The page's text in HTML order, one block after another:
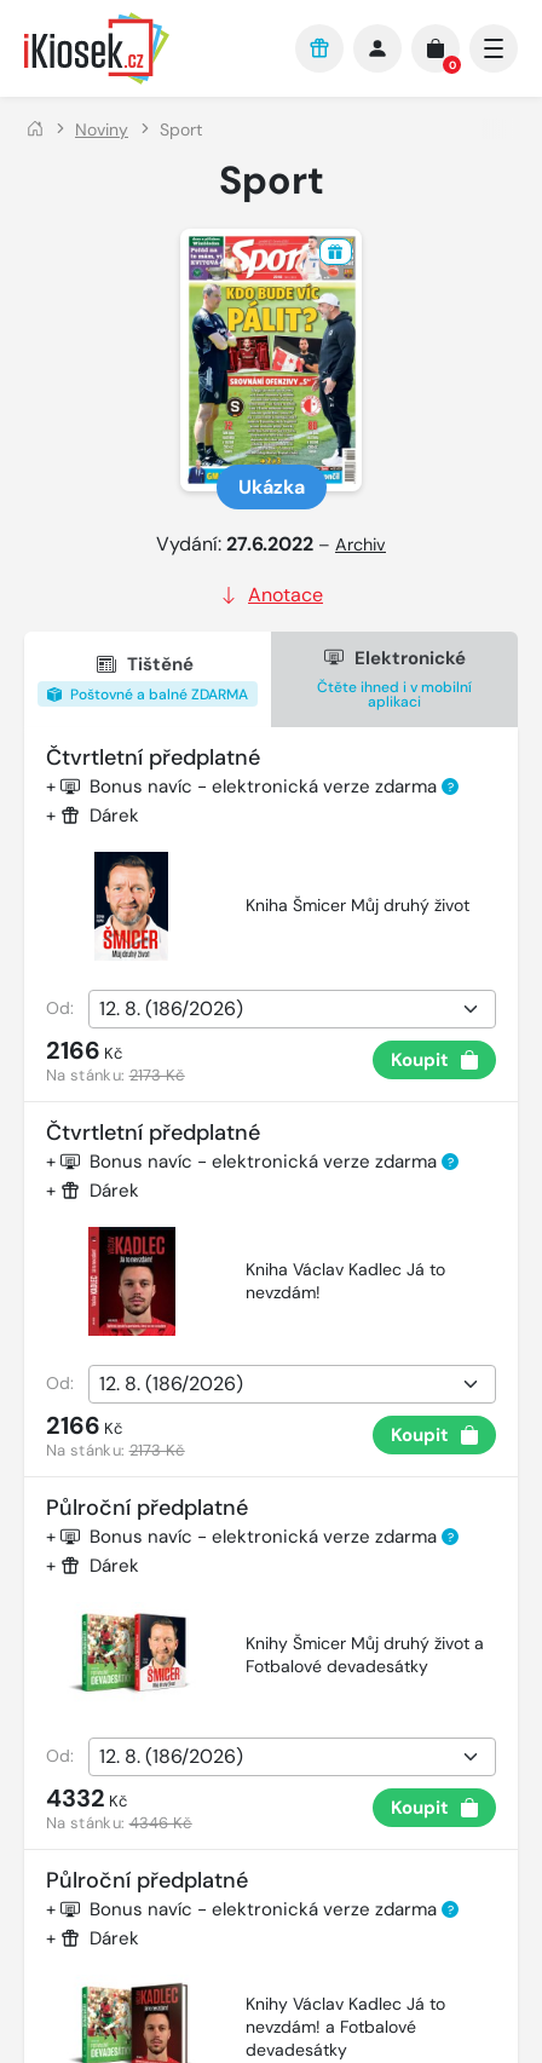
Přejít na hlavní obsah
0
Noviny Sport
Sport
Ukázka
Vydání:27.6.2022 – Archiv
Anotace
Tištěné
Poštovné a balné ZDARMA
Elektronické
Čtěte ihned i v mobilní
aplikaci
Čtvrtletní předplatné
+ Bonus navíc - elektronická verze zdarma ?
+ Dárek
Kniha Šmicer Můj druhý život
Od:
2166 Kč
Na stánku:2173 Kč
Koupit
Čtvrtletní předplatné
+ Bonus navíc - elektronická verze zdarma ?
+ Dárek
Kniha Václav Kadlec Já to
nevzdám!
Od:
2166 Kč
Na stánku:2173 Kč
Koupit
Půlroční předplatné
+ Bonus navíc - elektronická verze zdarma ?
+ Dárek
Knihy Šmicer Můj druhý život a
Fotbalové devadesátky
Od:
4332 Kč
Na stánku:4346 Kč
Koupit
Půlroční předplatné
+ Bonus navíc - elektronická verze zdarma ?
+ Dárek
Knihy Václav Kadlec Já to
nevzdám! a Fotbalové
devadesátky